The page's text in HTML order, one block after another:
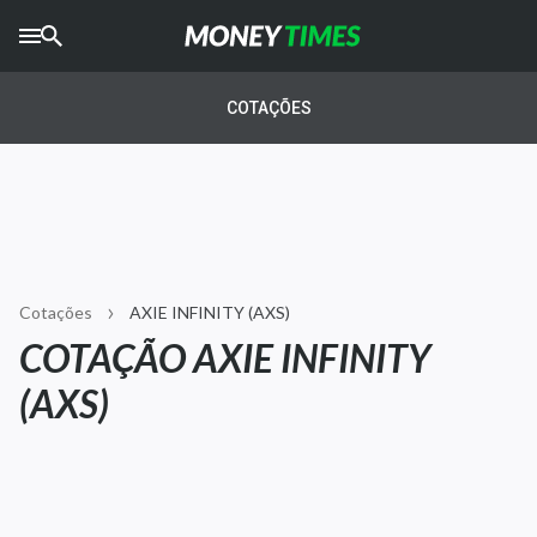
AGROTIMES
Newsletters
Money Trader
Anuncie
COTAÇÕES
Cotações AXIE INFINITY (AXS)
COTAÇÃO AXIE INFINITY
(AXS)